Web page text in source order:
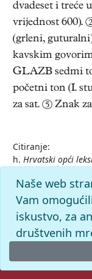
dvadeset i treće
vrijednost 600).
(grleni,
kavskim
GLAZB sedmi
početni ton (I.
za sat. ⑤ Znak
Citiranje:
h. Hrvatski opći
<https://
Naše web
Vam
iskustvo, za
društvenih
© 2026. -